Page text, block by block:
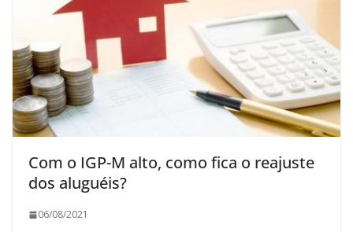
Com o IGP-M alto, como fica o reajuste
dos aluguéis?
06/08/2021